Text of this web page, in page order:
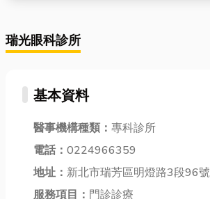
瑞光眼科診所
基本資料
醫事機構種類： 專科診所
電話： 0224966359
地址： 新北市瑞芳區明燈路3段96號
服務項目： 門診診療